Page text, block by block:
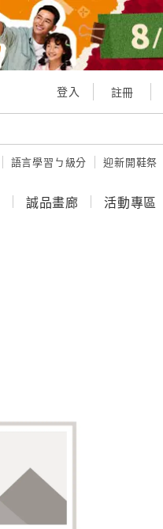
登入 註冊
語言學習ㄅ級分 迎新開鞋祭
誠品畫廊 活動專區